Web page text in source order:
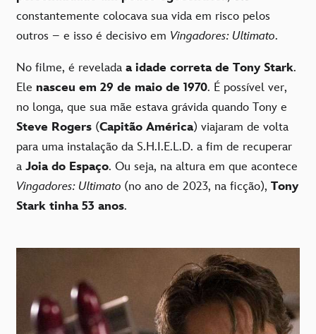
constantemente colocava sua vida em risco pelos
outros – e isso é decisivo em Vingadores: Ultimato.
No filme, é revelada a idade correta de Tony Stark.
Ele nasceu em 29 de maio de 1970. É possível ver,
no longa, que sua mãe estava grávida quando Tony e
Steve Rogers (Capitão América) viajaram de volta
para uma instalação da S.H.I.E.L.D. a fim de recuperar
a Joia do Espaço. Ou seja, na altura em que acontece
Vingadores: Ultimato (no ano de 2023, na ficção), Tony
Stark tinha 53 anos.